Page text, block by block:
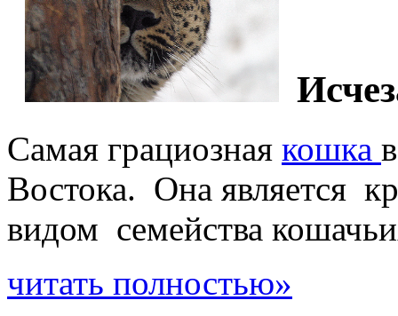
Самая грациозная кошка
Востока. Она является
видом семейства
читать полностью»